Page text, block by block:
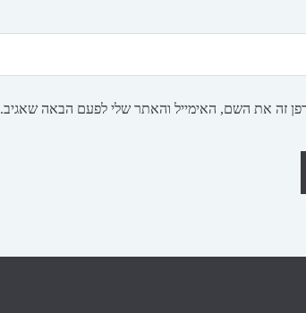
זה את השם, האימייל והאתר שלי לפעם הבאה שאגיב.